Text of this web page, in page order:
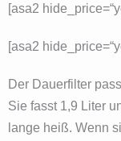
[asa2
[asa2
Der Dauerfilter
Sie fasst 1,9 Liter
lange heiß. Wenn